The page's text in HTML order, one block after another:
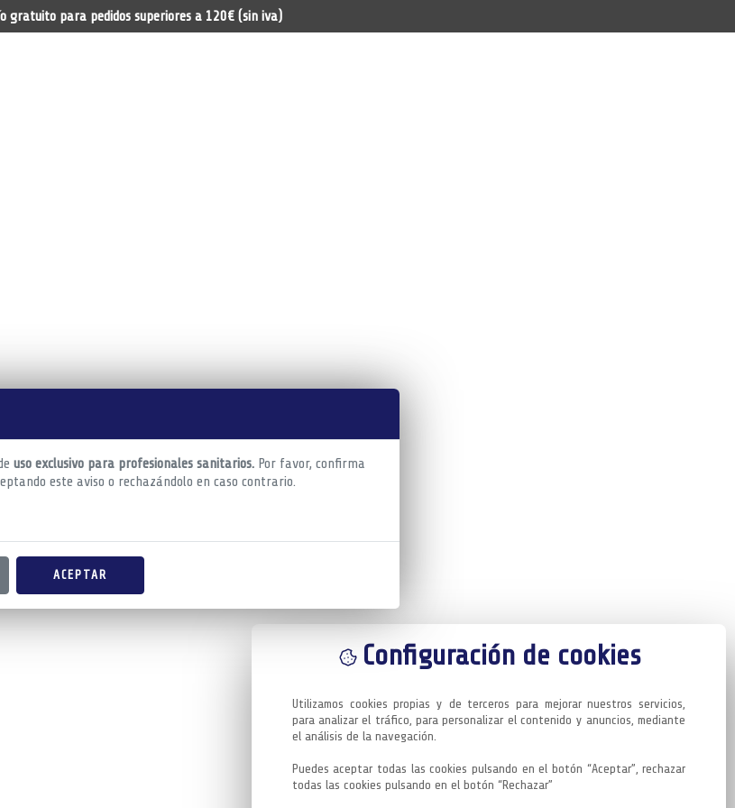
uso exclusivo para profesionales sanitarios. Por favor, confirma
este aviso o rechazándolo en caso contrario.
ACEPTAR
Configuración de cookies
Utilizamos cookies propias y de terceros para mejorar nuestros servicios,
para analizar el tráfico, para personalizar el contenido y anuncios, mediante
el análisis de la navegación.
Puedes aceptar todas las cookies pulsando en el botón “Aceptar”, rechazar
todas las cookies pulsando en el botón “Rechazar”
gratuito para pedidos superiores a 120€ (sin iva)